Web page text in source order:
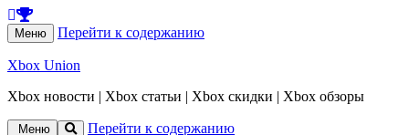
Меню Перейти к содержанию
Xbox Union
Xbox новости | Xbox статьи | Xbox скидки | Xbox обзоры
Меню Перейти к содержанию